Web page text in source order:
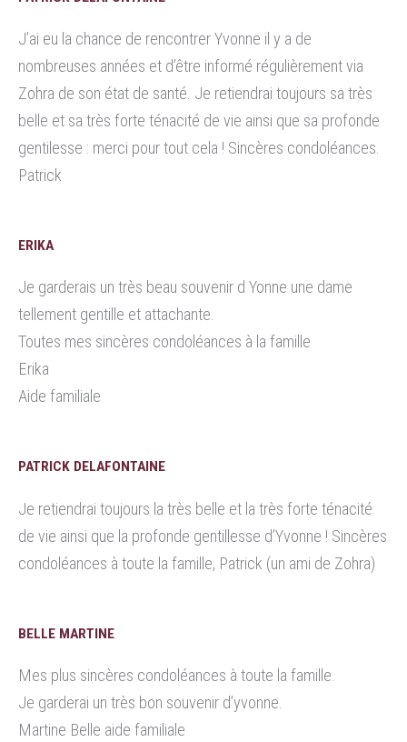
J’ai eu la chance de rencontrer Yvonne il y a de
nombreuses années et d’être informé régulièrement via
Zohra de son état de santé. Je retiendrai toujours sa très
belle et sa très forte ténacité de vie ainsi que sa profonde
gentilesse : merci pour tout cela ! Sincères condoléances.
Patrick
ERIKA
Je garderais un très beau souvenir d Yonne une dame
tellement gentille et attachante.
Toutes mes sincères condoléances à la famille
Erika
Aide familiale
PATRICK DELAFONTAINE
Je retiendrai toujours la très belle et la très forte ténacité
de vie ainsi que la profonde gentillesse d’Yvonne ! Sincères
condoléances à toute la famille, Patrick (un ami de Zohra)
BELLE MARTINE
Mes plus sincères condoléances à toute la famille.
Je garderai un très bon souvenir d’yvonne.
Martine Belle aide familiale